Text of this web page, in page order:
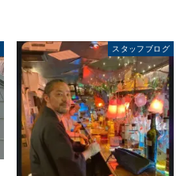
スタッフブログ